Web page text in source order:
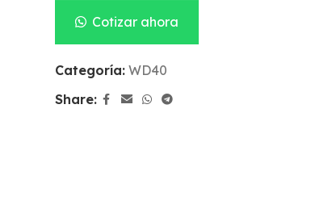
Cotizar ahora
Categoría: WD40
Share: